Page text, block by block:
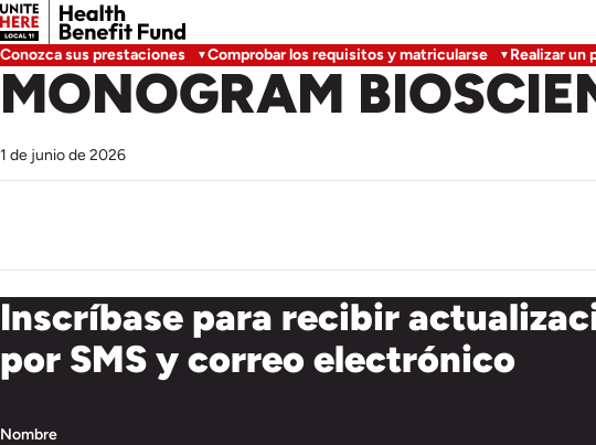
Conozca sus prestaciones Comprobar los requisitos y matricularse Realizar un
MONOGRAM
1 de junio de 2026
Inscríbase para recibir
por SMS y correo electrónico
Nombre